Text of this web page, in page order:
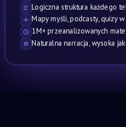
Logiczna struktura każdego
Mapy myśli, podcasty, quizy
1M+ przeanalizowanych
Naturalna narracja, wysoka